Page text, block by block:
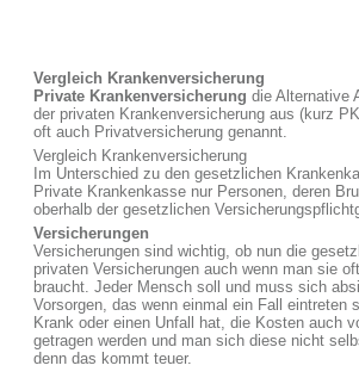
Vergleich Krankenversicherung
Private Krankenversicherung die Alternative
der privaten Krankenversicherung aus (kurz
oft auch Privatversicherung genannt.
Vergleich Krankenversicherung
Im Unterschied zu den gesetzlichen
Private Krankenkasse nur Personen, deren
oberhalb der gesetzlichen
Versicherungen
Versicherungen sind wichtig, ob nun die
privaten Versicherungen auch wenn man sie
braucht. Jeder Mensch soll und muss sich
Vorsorgen, das wenn einmal ein Fall eintreten
Krank oder einen Unfall hat, die Kosten auch
getragen werden und man sich diese nicht
denn das kommt teuer.